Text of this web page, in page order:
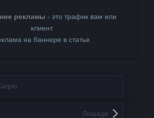
рекламы - это трафик вам или
клиент.
на баннере в статье.
Лошади